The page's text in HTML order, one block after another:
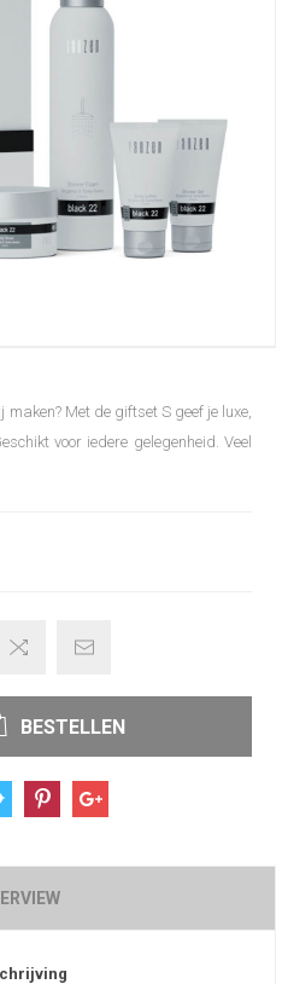
Met de giftset S geef je luxe,
voor iedere gelegenheid. Veel
BESTELLEN